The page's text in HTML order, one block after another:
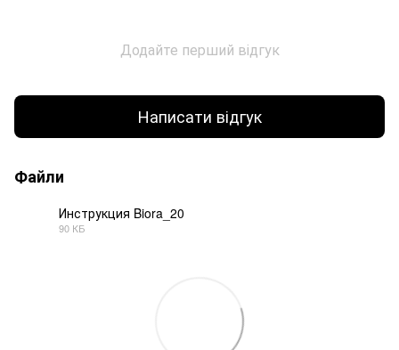
Додайте перший відгук
Написати відгук
Файли
Инструкция Biora_20
90 КБ